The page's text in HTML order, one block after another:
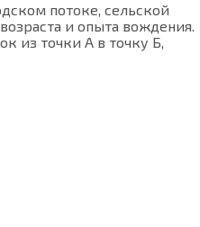
потоке, сельской
и опыта вождения.
из точки А в точку Б,